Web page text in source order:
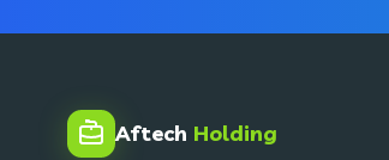
Aftech Holding